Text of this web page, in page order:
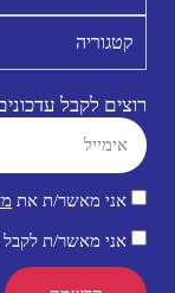
קטגוריה
רוצים לקבל
אני מאשר/ת את
אני מאשר/ת לקבל